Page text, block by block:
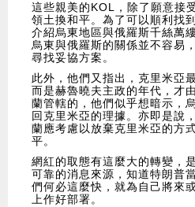
這些親美的KOL，除了願意接
領土換和平。為了可以順利找
介紹烏東地區與俄羅斯千絲萬
烏東與俄羅斯的關係並不容易
尋找妥協方案。
此外，他們又指出，克里米亞
而是赫魯曉夫主政的年代，才
蘭管轄的，他們似乎想暗示，
回克里米亞的理據。亦即是說
蘭應考慮以放棄克里米亞的方
平。
網紅的取態有這麼大的轉變，
可靠的消息來源，知道特朗普
們何必這麼快，就為自己將來
上作好部署。